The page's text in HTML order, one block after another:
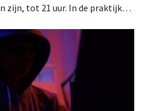
zijn, tot 21 uur. In de praktijk
Is er een gelijk